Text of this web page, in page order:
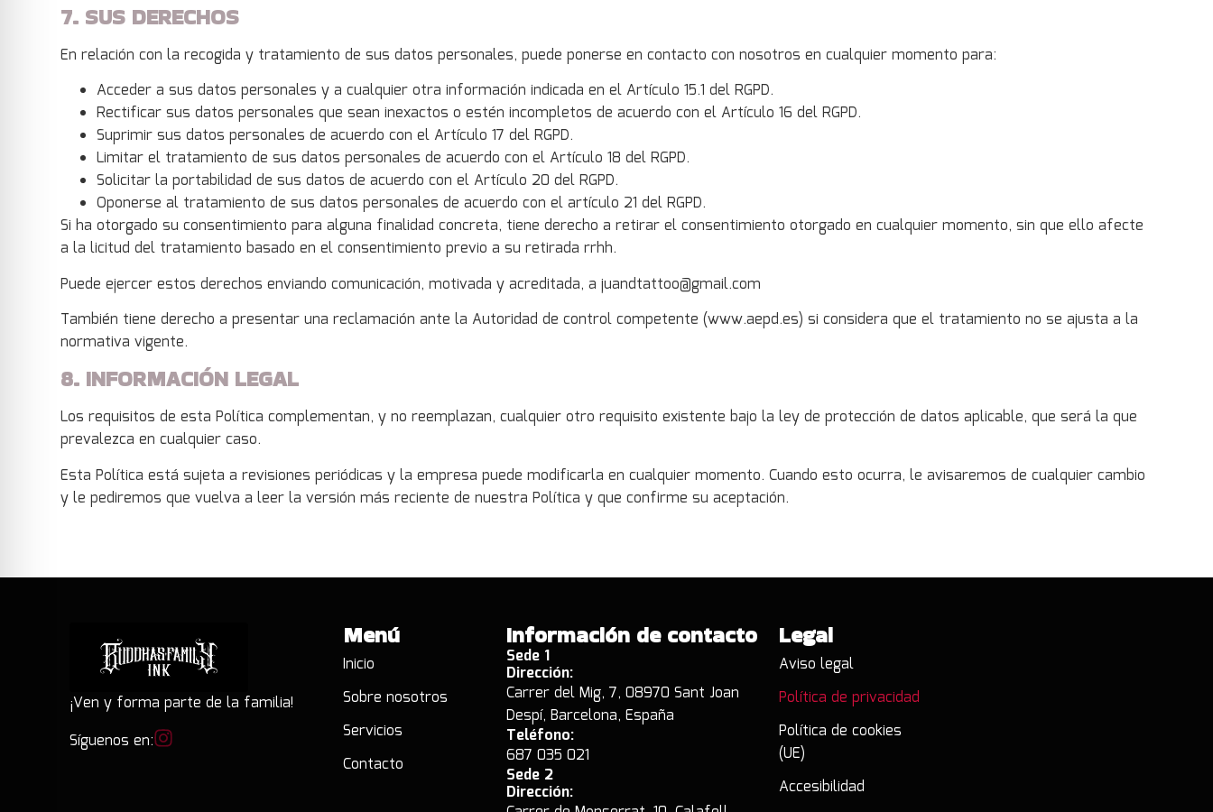
7. SUS DERECHOS
En relación con la recogida y tratamiento de sus datos personales, puede ponerse en contacto con nosotros en cualquier momento para:
Acceder a sus datos personales y a cualquier otra información indicada en el Artículo 15.1 del RGPD.
Rectificar sus datos personales que sean inexactos o estén incompletos de acuerdo con el Artículo 16 del RGPD.
Suprimir sus datos personales de acuerdo con el Artículo 17 del RGPD.
Limitar el tratamiento de sus datos personales de acuerdo con el Artículo 18 del RGPD.
Solicitar la portabilidad de sus datos de acuerdo con el Artículo 20 del RGPD.
Oponerse al tratamiento de sus datos personales de acuerdo con el artículo 21 del RGPD.
Si ha otorgado su consentimiento para alguna finalidad concreta, tiene derecho a retirar el consentimiento otorgado en cualquier momento, sin que ello afecte
a la licitud del tratamiento basado en el consentimiento previo a su retirada rrhh.
Puede ejercer estos derechos enviando comunicación, motivada y acreditada, a juandtattoo@gmail.com
También tiene derecho a presentar una reclamación ante la Autoridad de control competente (www.aepd.es) si considera que el tratamiento no se ajusta a la
normativa vigente.
8. INFORMACIÓN LEGAL
Los requisitos de esta Política complementan, y no reemplazan, cualquier otro requisito existente bajo la ley de protección de datos aplicable, que será la que
prevalezca en cualquier caso.
Esta Política está sujeta a revisiones periódicas y la empresa puede modificarla en cualquier momento. Cuando esto ocurra, le avisaremos de cualquier cambio
y le pediremos que vuelva a leer la versión más reciente de nuestra Política y que confirme su aceptación.
¡Ven y forma parte de la familia!
Síguenos en:
Menú
Inicio
Sobre nosotros
Servicios
Contacto
Información de contacto
Sede 1
Dirección:
Carrer del Mig, 7, 08970 Sant Joan
Despí, Barcelona, España
Teléfono:
687 035 021
Sede 2
Dirección:
Legal
Aviso legal
Política de privacidad
Política de cookies
(UE)
Accesibilidad